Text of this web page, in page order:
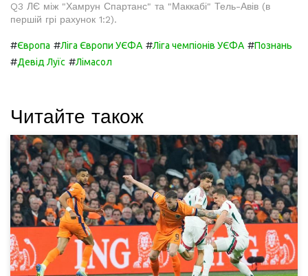
Q3 ЛЄ між "Хамрун Спартанс" та "Маккабі" Тель-Авів (в
першій грі рахунок 1:2).
#Європа #Ліга Європи УЄФА #Ліга чемпіонів УЄФА #Познань
#Девід Луїс #Лімасол
Читайте також